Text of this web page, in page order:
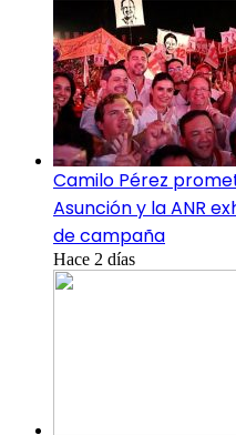
Camilo Pérez
Asunción y la ANR
de campaña
Hace 2 días